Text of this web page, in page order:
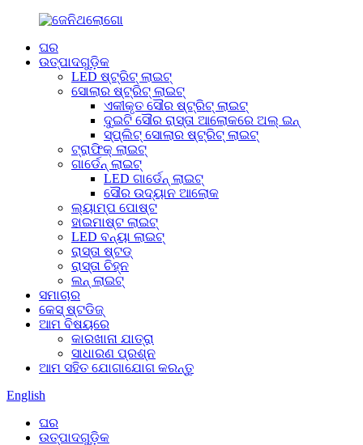
ଘର
ଉତ୍ପାଦଗୁଡ଼ିକ
LED ଷ୍ଟ୍ରିଟ୍ ଲାଇଟ୍
ସୋଲାର ଷ୍ଟ୍ରିଟ୍ ଲାଇଟ୍
ଏକୀକୃତ ସୌର ଷ୍ଟ୍ରିଟ୍ ଲାଇଟ୍
ଦୁଇଟି ସୌର ରାସ୍ତା ଆଲୋକରେ ଅଲ୍ ଇନ୍
ସ୍ପ୍ଲିଟ୍ ସୋଲାର ଷ୍ଟ୍ରିଟ୍ ଲାଇଟ୍
ଟ୍ରାଫିକ୍ ଲାଇଟ୍
ଗାର୍ଡେନ୍ ଲାଇଟ୍
LED ଗାର୍ଡେନ୍ ଲାଇଟ୍
ସୌର ଉଦ୍ୟାନ ଆଲୋକ
ଲ୍ୟାମ୍ପ ପୋଷ୍ଟ
ହାଇମାଷ୍ଟ ଲାଇଟ୍
LED ବନ୍ୟା ଲାଇଟ୍
ରାସ୍ତା ଷ୍ଟଡ୍
ରାସ୍ତା ଚିହ୍ନ
ଲନ୍ ଲାଇଟ୍
ସମାଚାର
କେସ୍ ଷ୍ଟଡିଜ୍
ଆମ ବିଷୟରେ
କାରଖାନା ଯାତ୍ରା
ସାଧାରଣ ପ୍ରଶ୍ନ
ଆମ ସହିତ ଯୋଗାଯୋଗ କରନ୍ତୁ
English
ଘର
ଉତ୍ପାଦଗୁଡ଼ିକ